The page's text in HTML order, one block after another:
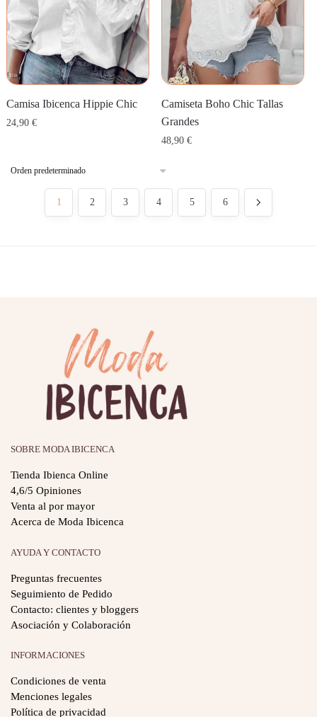
Camisa Ibicenca Hippie Chic
24,90 €
Camiseta Boho Chic Tallas
Grandes
48,90€
1 2 3 4 5 6
SOBRE MODA IBICENCA
Tienda Ibienca Online
4,6/5 Opiniones
Venta al por mayor
Acerca de Moda Ibicenca
AYUDA Y CONTACTO
Preguntas frecuentes
Seguimiento de Pedido
Contacto: clientes y bloggers
Asociación y Colaboración
INFORMACIONES
Condiciones de venta
Menciones legales
Política de privacidad